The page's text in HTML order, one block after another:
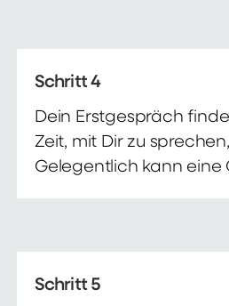
Schritt 4
Dein Erstgespräch
Zeit, mit Dir zu
Gelegentlich kann eine
Schritt 5